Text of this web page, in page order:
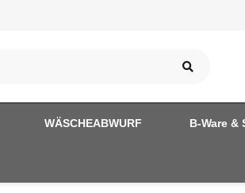
WÄSCHEABWURF B-Ware &